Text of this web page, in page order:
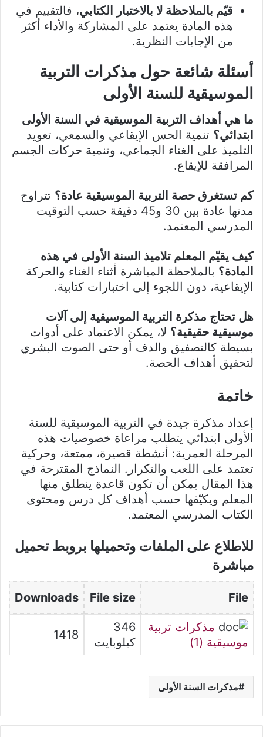
قيّم بالملاحظة لا بالاختبار الكتابي، فالتقييم في
هذه المادة يعتمد على المشاركة والأداء أكثر
من الإجابات النظرية.
أسئلة شائعة حول مذكرات التربية
الموسيقية للسنة الأولى
ما هي أهداف التربية الموسيقية في السنة الأولى
ابتدائي؟ تنمية الحس الإيقاعي والسمعي، تعويد
التلميذ على الغناء الجماعي، وتنمية حركات الجسم
المرافقة للإيقاع.
كم تستغرق حصة التربية الموسيقية عادة؟ تتراوح
مدتها عادة بين 30 و45 دقيقة حسب التوقيت
المدرسي المعتمد.
كيف يقيّم المعلم تلاميذ السنة الأولى في هذه
المادة؟ بالملاحظة المباشرة أثناء الغناء والحركة
الإيقاعية، دون اللجوء إلى اختبارات كتابية.
هل تحتاج مذكرة التربية الموسيقية إلى آلات
موسيقية حقيقية؟ لا، يمكن الاعتماد على أدوات
بسيطة كالتصفيق والدف أو حتى الصوت البشري
لتحقيق أهداف الحصة.
خاتمة
إعداد مذكرة جيدة في التربية الموسيقية للسنة
الأولى ابتدائي يتطلب مراعاة خصوصيات هذه
المرحلة العمرية: أنشطة قصيرة، ممتعة، وحركية
تعتمد على اللعب والتكرار. النماذج المقترحة في
هذا المقال يمكن أن تكون قاعدة ينطلق منها
المعلم ويكيّفها حسب أهداف كل درس ومحتوى
الكتاب المدرسي المعتمد.
للاطلاع على الملفات وتحميلها بروبط تحميل
مباشرة
File
File size
Downloads
مذكرات تربية
موسيقية (1)
346
كيلوبايت
1418
مذكرات السنة الأولى